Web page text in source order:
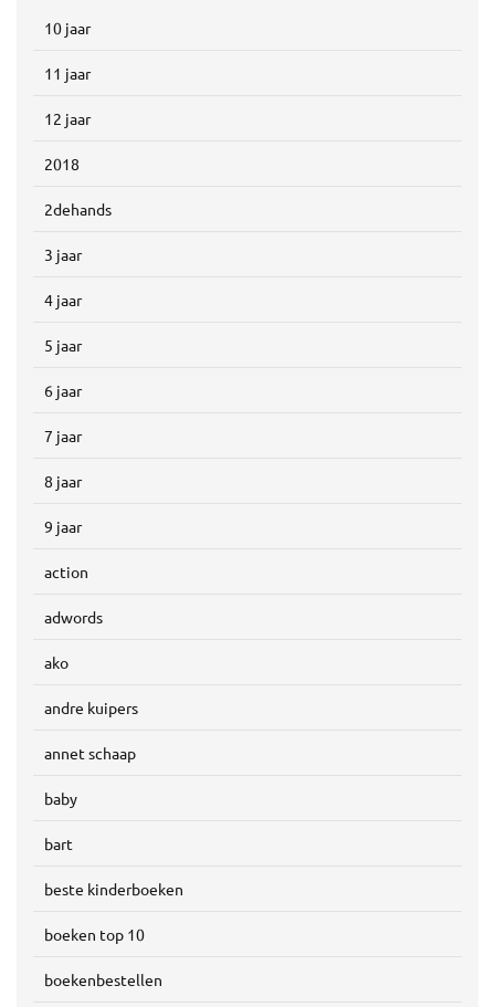
10 jaar
11 jaar
12 jaar
2018
2dehands
3 jaar
4 jaar
5 jaar
6 jaar
7 jaar
8 jaar
9 jaar
action
adwords
ako
andre kuipers
annet schaap
baby
bart
beste kinderboeken
boeken top 10
boekenbestellen